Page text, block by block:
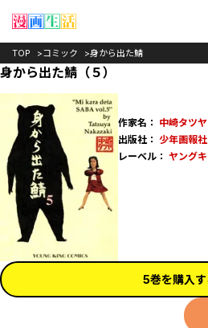
TOP コミック 身から出た鯖
身から出た鯖（５）
作家名： 中崎タツヤ
出版社： 少年画報社
レーベル： ヤング
5巻を購入す